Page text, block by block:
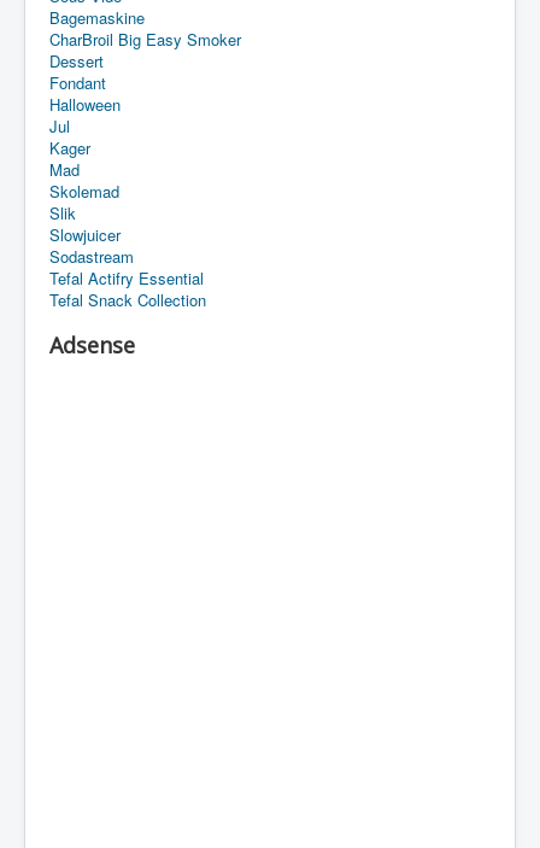
Bagemaskine
CharBroil Big Easy Smoker
Dessert
Fondant
Halloween
Jul
Kager
Mad
Skolemad
Slik
Slowjuicer
Sodastream
Tefal Actifry Essential
Tefal Snack Collection
Adsense